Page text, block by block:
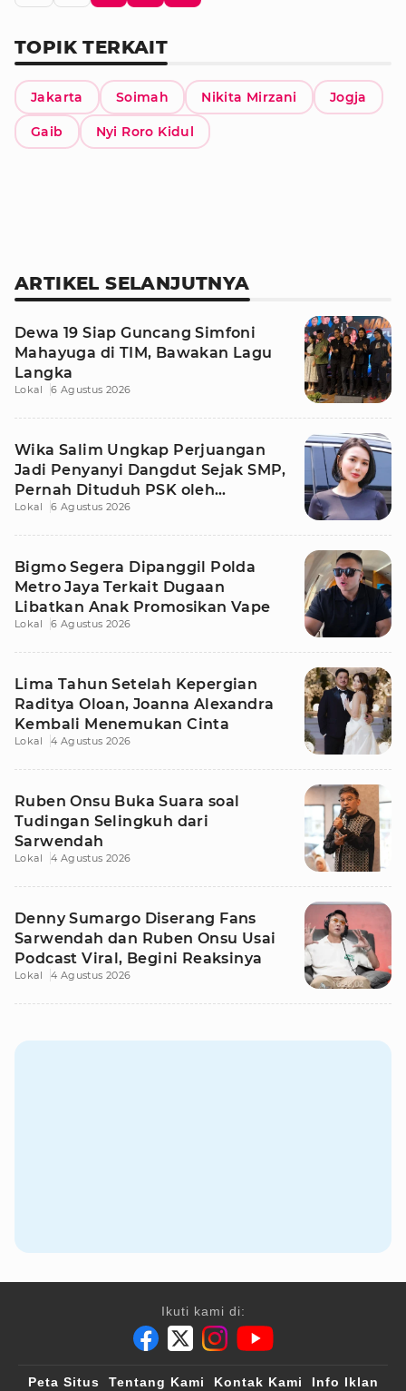
TOPIK TERKAIT
Jakarta Soimah Nikita Mirzani Jogja
Gaib Nyi Roro Kidul
ARTIKEL SELANJUTNYA
Dewa 19 Siap Guncang Simfoni
Mahayuga di TIM, Bawakan Lagu
Langka
Lokal 6 Agustus 2026
Wika Salim Ungkap Perjuangan
Jadi Penyanyi Dangdut Sejak SMP,
Pernah Dituduh PSK oleh
Tetangga
Lokal 6 Agustus 2026
Bigmo Segera Dipanggil Polda
Metro Jaya Terkait Dugaan
Libatkan Anak Promosikan Vape
Lokal 6 Agustus 2026
Lima Tahun Setelah Kepergian
Raditya Oloan, Joanna Alexandra
Kembali Menemukan Cinta
Lokal 4 Agustus 2026
Ruben Onsu Buka Suara soal
Tudingan Selingkuh dari
Sarwendah
Lokal 4 Agustus 2026
Denny Sumargo Diserang Fans
Sarwendah dan Ruben Onsu Usai
Podcast Viral, Begini Reaksinya
Lokal 4 Agustus 2026
Ikuti kami di:
Peta Situs Tentang Kami Kontak Kami Info Iklan